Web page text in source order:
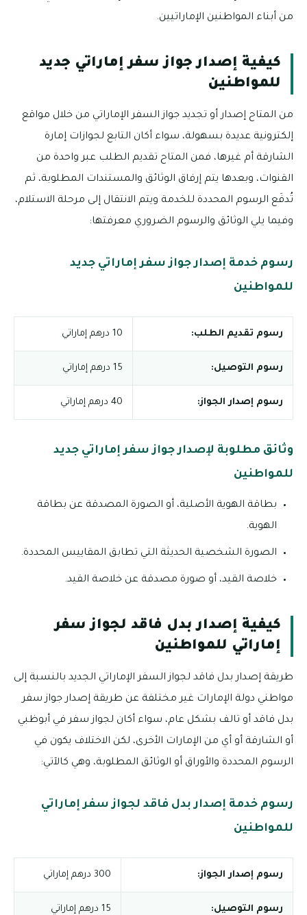
من أبناء المواطنين الإماراتيين.
كيفية إصدار جواز سفر إماراتي جديد
للمواطنين
من المتاح إصدار أو تجديد جواز السفر الإماراتي من خلال مواقع
إلكترونية عديدة بسهولة، سواء أكان التابع لجوازات إمارة
الشارقة أم غيرها، فمن المتاح تقديم الطلب عبر واحدة من
القنوات، وبعدها يتم إرفاق الوثائق والمستندات المطلوبة، ثم
تُدفَع الرسوم المحددة للخدمة ويتم الانتقال إلى مرحلة الاستلام،
وفيما يلي الوثائق والرسوم الضروري معرفتها:
رسوم خدمة إصدار جواز سفر إماراتي جديد
للمواطنين
رسوم تقديم الطلب: 10 درهم إماراتي
رسوم التوصيل: 15 درهم إماراتي
رسوم إصدار الجواز: 40 درهم إماراتي
وثائق مطلوبة لإصدار جواز سفر إماراتي جديد
للمواطنين
بطاقة الهوية الأصلية، أو الصورة المصدقة عن بطاقة
الهوية.
الصورة الشخصية الحديثة التي تطابق المقاييس المحددة.
خلاصة القيد، أو صورة مصدقة عن خلاصة القيد.
كيفية إصدار بدل فاقد لجواز سفر
إماراتي للمواطنين
طريقة إصدار بدل فاقد لجواز السفر الإماراتي الجديد بالنسبة إلى
مواطني دولة الإمارات غير مختلفة عن طريقة إصدار جواز سفر
بدل فاقد أو تالف بشكل عام، سواء أكان لجواز سفر في أبوظبي
أو الشارقة أو أي من الإمارات الأخرى، لكن الاختلاف يكون في
الرسوم المحددة والأوراق أو الوثائق المطلوبة، وهي كالآتي:
رسوم خدمة إصدار بدل فاقد لجواز سفر إماراتي
للمواطنين
رسوم إصدار الجواز: 300 درهم إماراتي
رسوم التوصيل: 15 درهم إماراتي